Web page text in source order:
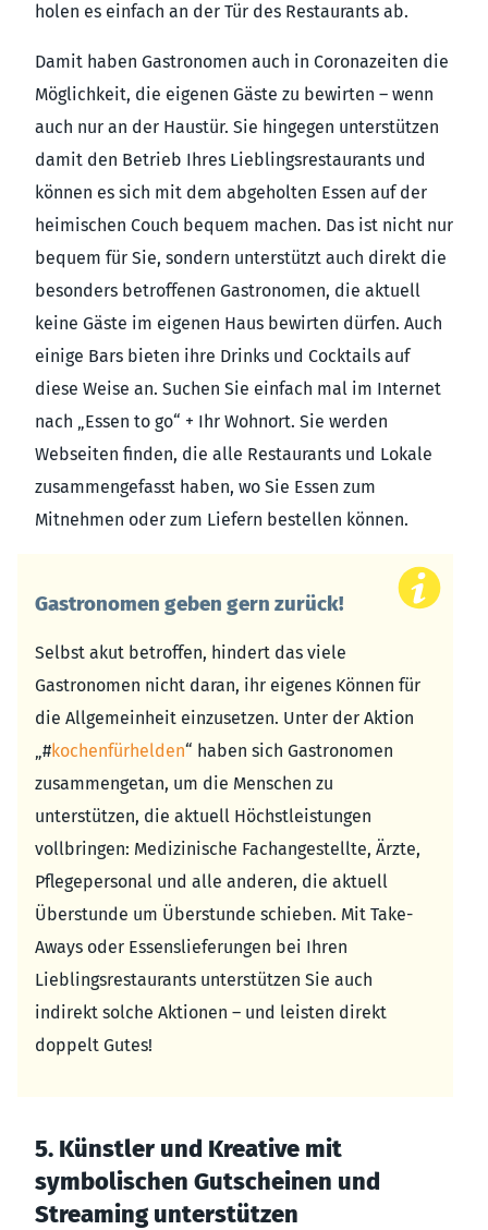
holen es einfach an der Tür des Restaurants ab.
Damit haben Gastronomen auch in Coronazeiten die
Möglichkeit, die eigenen Gäste zu bewirten – wenn
auch nur an der Haustür. Sie hingegen unterstützen
damit den Betrieb Ihres Lieblingsrestaurants und
können es sich mit dem abgeholten Essen auf der
heimischen Couch bequem machen. Das ist nicht nur
bequem für Sie, sondern unterstützt auch direkt die
besonders betroffenen Gastronomen, die aktuell
keine Gäste im eigenen Haus bewirten dürfen. Auch
einige Bars bieten ihre Drinks und Cocktails auf
diese Weise an. Suchen Sie einfach mal im Internet
nach „Essen to go“ + Ihr Wohnort. Sie werden
Webseiten finden, die alle Restaurants und Lokale
zusammengefasst haben, wo Sie Essen zum
Mitnehmen oder zum Liefern bestellen können.
Gastronomen geben gern zurück!
Selbst akut betroffen, hindert das viele
Gastronomen nicht daran, ihr eigenes Können für
die Allgemeinheit einzusetzen. Unter der Aktion
„#kochenfürhelden“ haben sich Gastronomen
zusammengetan, um die Menschen zu
unterstützen, die aktuell Höchstleistungen
vollbringen: Medizinische Fachangestellte, Ärzte,
Pflegepersonal und alle anderen, die aktuell
Überstunde um Überstunde schieben. Mit Take-
Aways oder Essenslieferungen bei Ihren
Lieblingsrestaurants unterstützen Sie auch
indirekt solche Aktionen – und leisten direkt
doppelt Gutes!
5. Künstler und Kreative mit
symbolischen Gutscheinen und
Streaming unterstützen